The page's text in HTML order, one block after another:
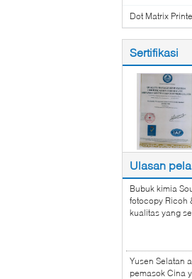
Dot Matrix
Sertifikasi
Ulasan
Bubuk kimia
fotocopy Ricoh
kualitas yang
Yusen Selatan
pemasok Cina